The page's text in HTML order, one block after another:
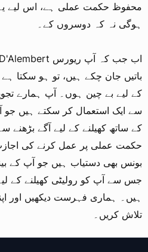
محفوظ حکمت عملی ہے، اس لیے
ہوگی نہ کہ دوسروں کے۔
باتیں جان چکے ہیں، تو ہو سکتا ہے
کے لیے بے چین ہوں۔ آپ ہمارے
سے ایک استعمال کر سکتے ہیں جو
کے ساتھ کھیلنے کے لیے آگے بڑھنے
حکمت عملی پر عمل کرنے کی
بونس بھی دستیاب ہیں جو آپ کے
جس سے آپ کو رولیٹی کھیلنے کے
ہیں۔ ہماری فہرست دیکھیں اور
تلاش کریں۔